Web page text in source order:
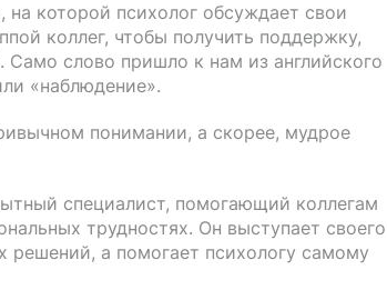
которой психолог обсуждает свои
коллег, чтобы получить поддержку,
Само слово пришло к нам из английского
«наблюдение».
понимании, а скорее, мудрое
специалист, помогающий коллегам
трудностях. Он выступает своего
решений, а помогает психологу самому